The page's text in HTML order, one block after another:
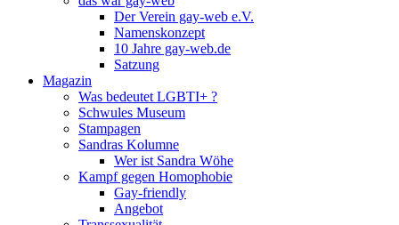
Der Verein gay-web e.V.
Namenskonzept
10 Jahre gay-web.de
Satzung
Magazin
Was bedeutet LGBTI+ ?
Schwules Museum
Stampagen
Sandras Kolumne
Wer ist Sandra Wöhe
Kampf gegen Homophobie
Gay-friendly
Angebot